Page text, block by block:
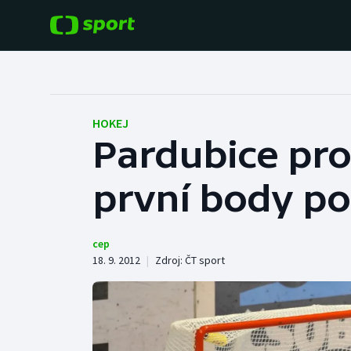
Hokej
Tenis
Cyklistika
Baseball a softbal
Basketbal
Boby a skeleton
Box
HOKEJ
Pardubice
první body
cep
18. 9. 2012 | Zdroj: ČT sport